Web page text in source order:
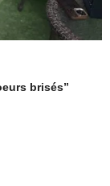
brisés”